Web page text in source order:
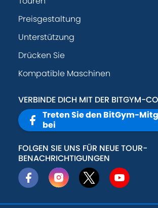
Preisgestaltung
Unterstützung
Drücken Sie
Kompatible Maschinen
VERBINDE DICH MIT DER BITGYM-
Treten Sie den BitGym-
bei
FOLGEN SIE UNS FÜR NEUE TOUR-
BENACHRICHTIGUNGEN